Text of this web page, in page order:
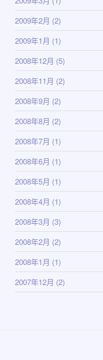
2009年2月 (2)
2009年1月 (1)
2008年12月 (5)
2008年11月 (2)
2008年9月 (2)
2008年8月 (2)
2008年7月 (1)
2008年6月 (1)
2008年5月 (1)
2008年4月 (1)
2008年3月 (3)
2008年2月 (2)
2008年1月 (1)
2007年12月 (2)